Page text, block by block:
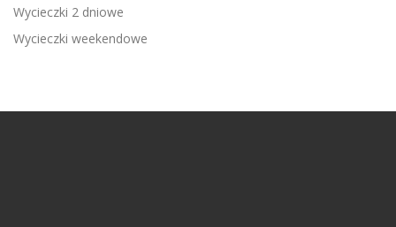
Wycieczki 2 dniowe
Wycieczki weekendowe